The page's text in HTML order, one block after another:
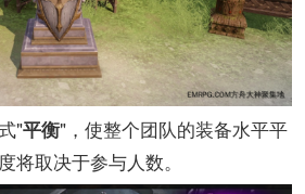
"平衡"，使整个团队的装备水平平
将取决于参与人数。